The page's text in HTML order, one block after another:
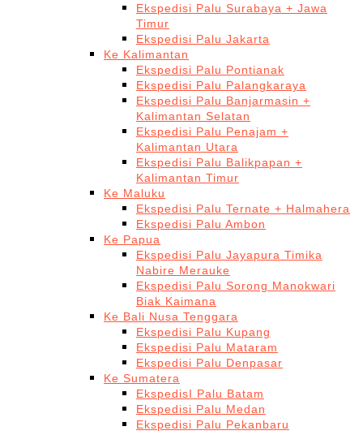
Ekspedisi Palu Surabaya + Jawa
Timur
Ekspedisi Palu Jakarta
Ke Kalimantan
Ekspedisi Palu Pontianak
Ekspedisi Palu Palangkaraya
Ekspedisi Palu Banjarmasin +
Kalimantan Selatan
Ekspedisi Palu Penajam +
Kalimantan Utara
Ekspedisi Palu Balikpapan +
Kalimantan Timur
Ke Maluku
Ekspedisi Palu Ternate + Halmahera
Ekspedisi Palu Ambon
Ke Papua
Ekspedisi Palu Jayapura Timika
Nabire Merauke
Ekspedisi Palu Sorong Manokwari
Biak Kaimana
Ke Bali Nusa Tenggara
Ekspedisi Palu Kupang
Ekspedisi Palu Mataram
Ekspedisi Palu Denpasar
Ke Sumatera
EkspedisI Palu Batam
Ekspedisi Palu Medan
Ekspedisi Palu Pekanbaru